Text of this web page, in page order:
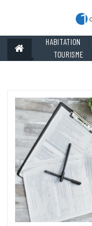
HABITATION
TOURISME